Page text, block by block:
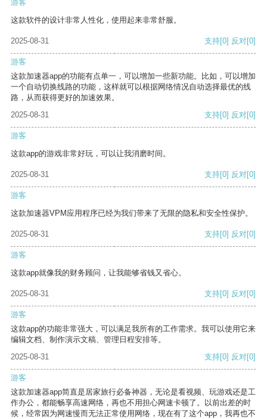
游客
这款软件的设计非常人性化，使用起来非常舒服。
2025-08-31 支持[0] 反对[0]
游客
这款加速器app的功能有点单一，可以增加一些新功能。比如，可以增加
一个自动切换线路的功能，这样就可以根据网络情况自动选择最优的线
路，从而获得更好的加速效果。
2025-08-31
支持[0] 反对[0]
游客
这款app的游戏非常好玩，可以让我消磨时间。
2025-08-31 支持[0] 反对[0]
游客
这款加速器VPM应用程序已经为我们带来了无限的隐私和安全性保护。
2025-08-31 支持[0] 反对[0]
游客
这款app就像我的财务顾问，让我能够省钱又省心。
2025-08-31 支持[0] 反对[0]
游客
这款app的功能非常强大，可以满足我所有的工作需求。我可以使用它来
编辑文档、制作演示文稿、管理日程安排等。
2025-08-31
支持[0] 反对[0]
游客
这款加速器app简直是居家旅行必备神器，无论是看视频、玩游戏还是工
作办公，都能畅享高速网络，再也不用担心网速卡顿了。以前出差的时
候，经常因为网速慢而无法正常使用网络，现在有了这个app，我再也不